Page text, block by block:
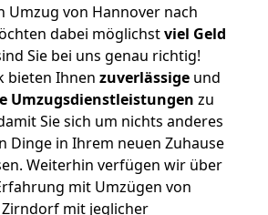
Umzug von Hannover nach
dabei möglichstviel Geld
Sie bei uns genau richtig!
bieten Ihnen zuverlässige und
Umzugsdienstleistungen zu
Sie sich um nichts anderes
Dinge in Ihrem neuen Zuhause
Weiterhin verfügen wir über
mit Umzügen von
mit jeglicher